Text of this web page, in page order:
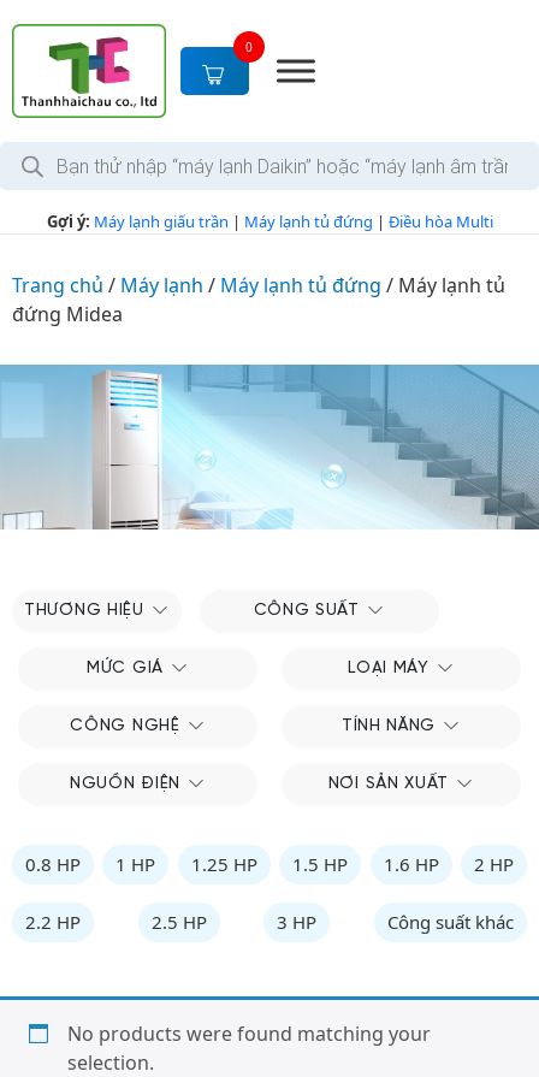
c
t
0
T
m
i
h
ẩ
Gợi ý: Máy lạnh giấu trần | Máy lạnh tủ đứng | Điều hòa Multi
Trang chủ / Máy lạnh / Máy lạnh tủ đứng / Máy lạnh tủ
đứng Midea
THƯƠNG HIỆU CÔNG SUẤT
MỨC GIÁ LOẠI MÁY
CÔNG NGHỆ TÍNH NĂNG
NGUỒN ĐIỆN NƠI SẢN XUẤT
0.8 HP 1 HP 1.25 HP 1.5 HP 1.6 HP 2 HP
2.2 HP 2.5 HP 3 HP Công suất khác
No products were found matching your
selection.